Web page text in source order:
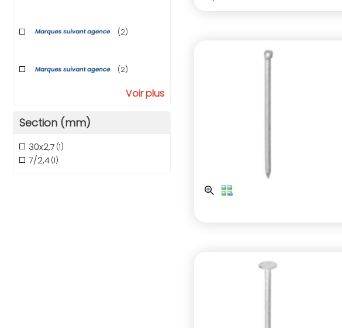
(2)
(2)
Voir plus
Section (mm)
30x2,7 (1)
7/2,4(1)